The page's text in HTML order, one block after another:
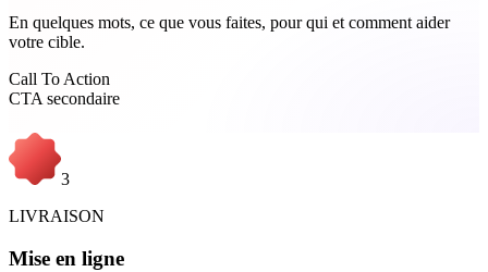
En quelques mots, ce que vous faites, pour qui et comment aider
votre cible.
Call To Action
CTA secondaire
3
LIVRAISON
Mise en ligne